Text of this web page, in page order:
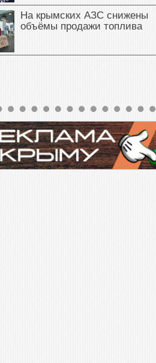
На крымских АЗС снижены
объёмы продажи топлива